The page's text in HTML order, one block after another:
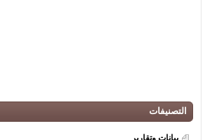
التصنيفات
بيانات وتقارير